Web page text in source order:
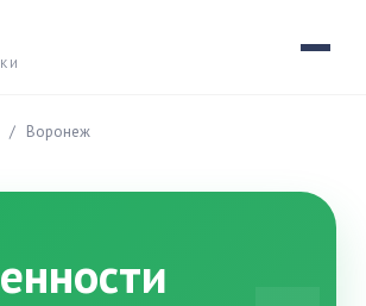
/ Воронеж